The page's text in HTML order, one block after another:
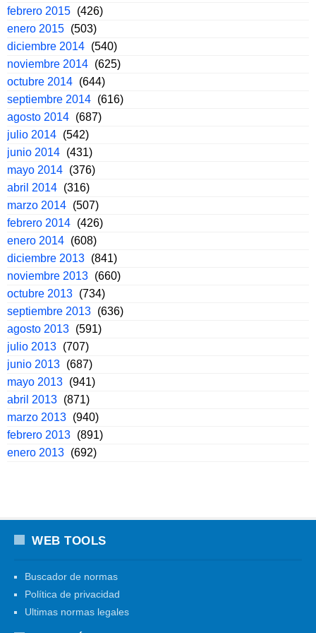
febrero 2015 (426)
enero 2015 (503)
diciembre 2014 (540)
noviembre 2014 (625)
octubre 2014 (644)
septiembre 2014 (616)
agosto 2014 (687)
julio 2014 (542)
junio 2014 (431)
mayo 2014 (376)
abril 2014 (316)
marzo 2014 (507)
febrero 2014 (426)
enero 2014 (608)
diciembre 2013 (841)
noviembre 2013 (660)
octubre 2013 (734)
septiembre 2013 (636)
agosto 2013 (591)
julio 2013 (707)
junio 2013 (687)
mayo 2013 (941)
abril 2013 (871)
marzo 2013 (940)
febrero 2013 (891)
enero 2013 (692)
WEB TOOLS
Buscador de normas
Política de privacidad
Ultimas normas legales